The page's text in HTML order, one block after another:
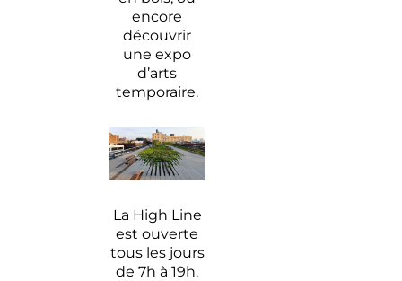
encore
découvrir
une expo
d’arts
temporaire.
La High Line
est ouverte
tous les jours
de 7h à 19h.